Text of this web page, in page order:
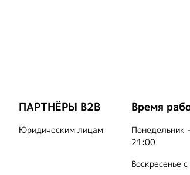
ПАРТНЁРЫ B2B
Юридическим лицам
Время
Понедельник
21:00
Воскресенье